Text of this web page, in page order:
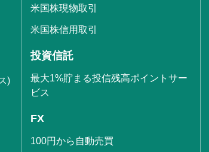
)
米国株現物取引
米国株信用取引
投資信託
最大1%貯まる投信残高ポイントサー
ビス
FX
100円から自動売買